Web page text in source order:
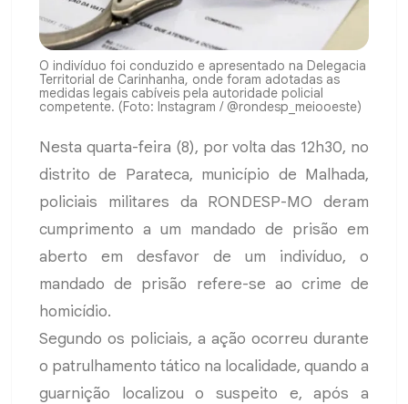
O indivíduo foi conduzido e apresentado na Delegacia
Territorial de Carinhanha, onde foram adotadas as
medidas legais cabíveis pela autoridade policial
competente. (Foto: Instagram / @rondesp_meiooeste)
Nesta quarta-feira (8), por volta das 12h30, no
distrito de Parateca, município de Malhada,
policiais militares da RONDESP-MO deram
cumprimento a um mandado de prisão em
aberto em desfavor de um indivíduo, o
mandado de prisão refere-se ao crime de
homicídio.
Segundo os policiais, a ação ocorreu durante
o patrulhamento tático na localidade, quando a
guarnição localizou o suspeito e, após a